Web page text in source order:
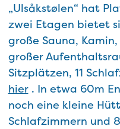
„Ulsåkstølen“ hat
zwei Etagen bietet
große Sauna,
großer
Sitzplätzen, 11
hier. In etwa 60m
noch eine kleine
Schlafzimmern und